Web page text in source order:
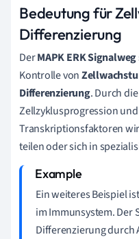
Bedeutung für
Differenzierung
DerMAPK ERK Signalweg
Kontrolle von
Differenzierung. Durch
Zellzyklusprogression
Transkriptionsfaktoren
teilen oder sich in
Ein weiteres Beispiel
im Immunsystem. Der
Differenzierung durch